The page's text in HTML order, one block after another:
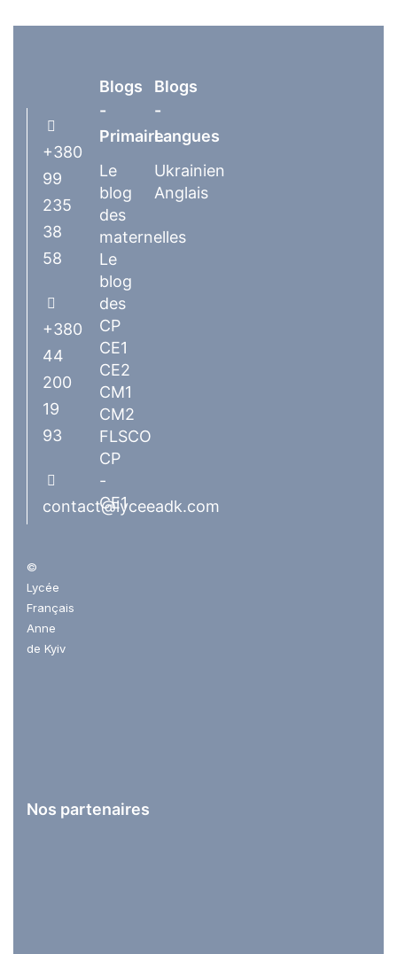
+380
99
235
38
58
+380
44
200
19
93
contact@lyceeadk.com
©
Lycée
Français
Anne
de Kyiv
Blogs
-
Primaire
Le
blog
des
maternelles
Le
blog
des
CP
CE1
CE2
CM1
CM2
FLSCO
CP
-
CE1
Blogs
-
Langues
Ukrainien
Anglais
Nos partenaires